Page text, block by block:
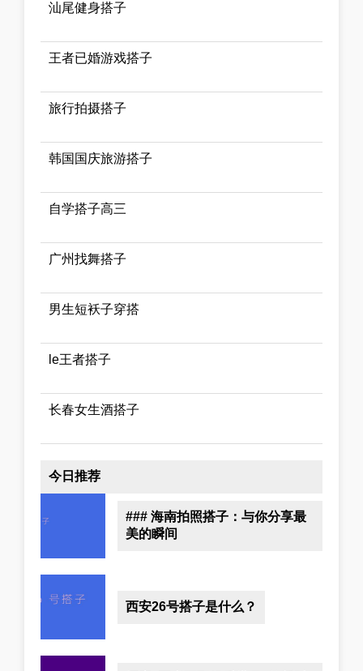
汕尾健身搭子
王者已婚游戏搭子
旅行拍摄搭子
韩国国庆旅游搭子
自学搭子高三
广州找舞搭子
男生短袄子穿搭
le王者搭子
长春女生酒搭子
今日推荐
### 海南拍照搭子：与你分享最
美的瞬间
西安26号搭子是什么？